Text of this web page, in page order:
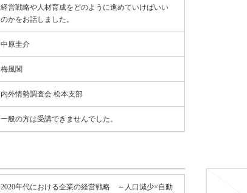
経営戦略や人材育成をどのように進めていけばいい
のかをお話しました。
中原圭介
梅風閣
内外情勢調査会 松本支部
一般の方は受講できませんでした。
2020年代における企業の経営戦略 ～人口減少×自動